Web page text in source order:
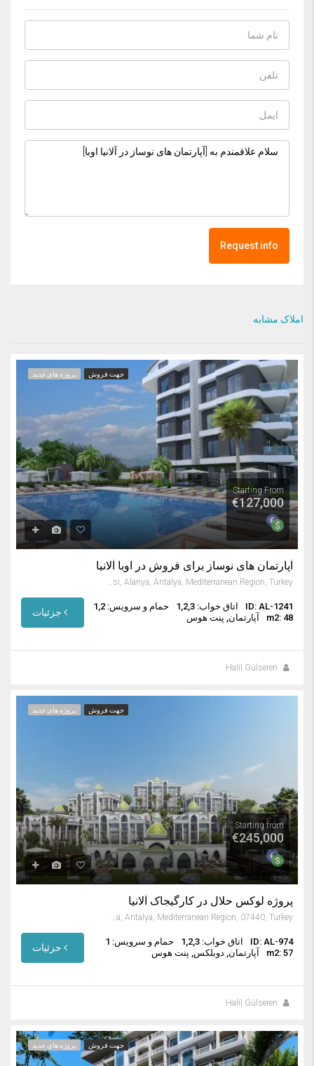
Request info
املاک مشابه
جهت فروش پروژه های جدید
Starting From
€127,000
آپارتمان های نوساز برای فروش در اوبا آلانیا
ID: AL-1241 اتاق خواب: 1,2,3
حمام و سرویس: 1,2
m2: 48
آپارتمان, پنت هوس
Halil Gülseren
جهت فروش پروژه های جدید
Starting from
€245,000
پروژه لوکس حلال در کارگیجاک آلانیا
Kargıcak, Alanya, Antalya, Mediterranean Region, 07440, Turkey
ID: AL-974 اتاق خواب: 1,2,3
حمام و سرویس: 1
m2: 57
آپارتمان, دوبلکس, پنت هوس
Halil Gülseren
جهت فروش پروژه های جدید